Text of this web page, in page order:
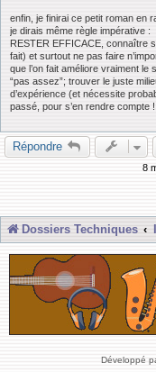
enfin, je finirai ce petit roman en
je dirais même règle impérative :
RESTER EFFICACE, connaître
fait) et surtout ne pas faire
que l’on fait améliore vraiment le
“pas assez”; trouver le juste
d’expérience (et nécessite
passé, pour s’en rendre compte
Répondre
8
Dossiers Techniques
Développé